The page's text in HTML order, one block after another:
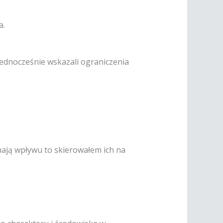
wskazali ograniczenia
wpływu to skierowałem ich na